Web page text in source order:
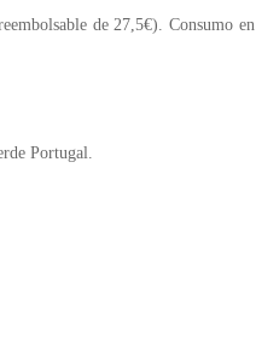
de 27,5€). Consumo en
Portugal.